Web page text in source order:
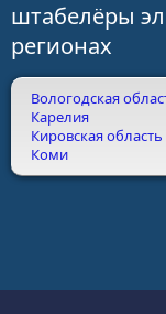
штабелёры
регионах
Вологодская
Карелия
Кировская область
Коми